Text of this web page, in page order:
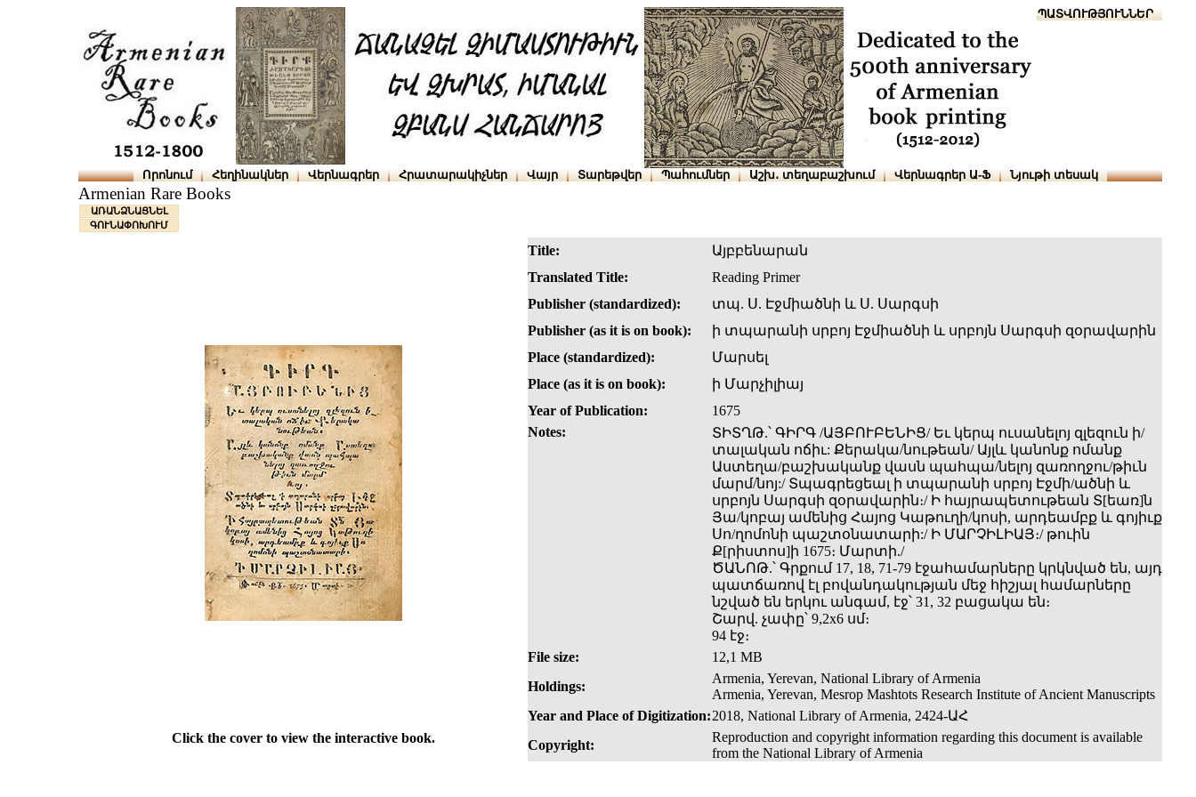
ՆԱԽԱՊԱՏՎՈՒԹՅՈՒՆՆԵՐ
Որոնում Հեղինակներ Վերնագրեր Հրատարակիչներ Վայր Տարեթվեր Պահումներ Աշխ․ տեղաբաշխում Վերնագրեր Ա-Ֆ Նյութի տեսակ
Armenian Rare Books
ԱՌԱՆՁՆԱՑՆԵԼ
ԳՈՒՆԱՓՈԽՈՒՄ
Title:
Այբբենարան
Translated Title:
Reading Primer
Publisher (standardized):
տպ. Ս. Էջմիածնի և Ս. Սարգսի
Publisher (as it is on book):
ի տպարանի սրբոյ Էջմիածնի և սրբոյն Սարգսի զօրավարին
Place (standardized):
Մարսել
Place (as it is on book):
ի Մարչիլիայ
Year of Publication:
1675
Notes:
ՏԻՏՂԹ.՝ ԳԻՐԳ /ԱՅԲՈՒԲԵՆԻՑ/ Եւ կերպ ուսանելոյ զլեզուն ի­/
տալական ոճիւ: Քերակա/նութեան/ Այլև կանոնք ոմանք
Աստեղա/բաշխականք վասն պահպա/նելոյ զառողջու/թիւն
մարմ/նոյ:/ Տպագրեցեալ ի տպարանի սրբոյ Էջմի/ածնի և
սրբոյն Սարգսի զօրավարին։/ Ի հայրապետութեան Տ[եառ]ն
Յա/կոբայ ամենից Հայոց Կաթուղի/կոսի, արդեամբք և գոյիւք
Սո/ղոմոնի պաշտօնատարի:/ Ի ՄԱՐՉԻԼԻԱՅ։/ թուին
Ք[րիստոս]ի 1675։ Մարտի./
ԾԱՆՈԹ.՝ Գրքում 17, 18, 71-79 էջահամարները կրկնված են, այդ
պատճառով էլ բովանդակության մեջ հիշյալ համարները
նշված են երկու անգամ, էջ՝ 31, 32 բացակա են։
Շարվ. չափը՝ 9,2x6 սմ։
94 էջ։
File size:
12,1 MB
Holdings:
Armenia, Yerevan, National Library of Armenia
Armenia, Yerevan, Mesrop Mashtots Research Institute of Ancient Manuscripts
Year and Place of Digitization:2018, National Library of Armenia, 2424-ԱՀ
Click the cover to view the interactive book.
Copyright:
Reproduction and copyright information regarding this document is available
from the National Library of Armenia